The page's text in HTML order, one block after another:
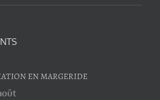
EN MARGERIDE